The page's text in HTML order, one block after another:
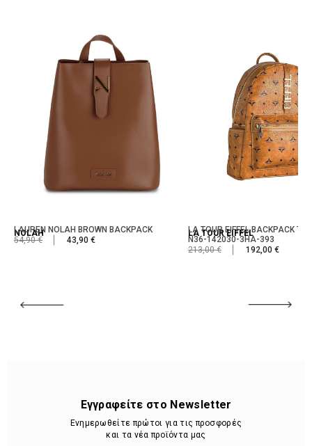
NOLAH
LAUREN NOLAH BROWN BACKPACK
54,90 €
43,90 €
LA TOUR EIFFEL
LA TOUR EIFFEL BACKPACK
Ν36-142030-3HA-393
213,00 €
192,00 €
Εγγραφείτε στο Newsletter
Ενημερωθείτε πρώτοι για τις προσφορές
και τα νέα προϊόντα μας